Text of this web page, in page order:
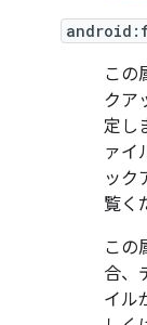
この
クア
定し
ァイ
ック
覧く
この
合、
イル